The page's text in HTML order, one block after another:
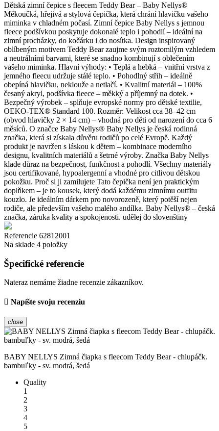
Dětská zimní čepice s fleecem Teddy Bear – Baby Nellys®
Měkoučká, hřejivá a stylová čepička, která chrání hlavičku vašeho
miminka v chladném počasí. Zimní čepice Baby Nellys s jemnou
fleece podšívkou poskytuje dokonalé teplo i pohodlí – ideální na
zimní procházky, do kočárku i do nosítka. Design inspirovaný
oblíbeným motivem Teddy Bear zaujme svým roztomilým vzhledem
a neutrálními barvami, které se snadno kombinují s oblečením
vašeho miminka. Hlavní výhody: • Teplá a hebká – vnitřní vrstva z
jemného fleecu udržuje stálé teplo. • Pohodlný střih – ideálně
obepíná hlavičku, neklouže a netlačí. • Kvalitní materiál – 100%
česaný akryl, podšívka fleece – měkký a příjemný na dotek. •
Bezpečný výrobek – splňuje evropské normy pro dětské textilie,
OEKO-TEX® Standard 100. Rozměr: Velikost cca 38–42 cm
(obvod hlavičky 2 × 14 cm) – vhodná pro děti od narození do cca 6
měsíců. O značce Baby Nellys® Baby Nellys je česká rodinná
značka, která si získala důvěru rodičů po celé Evropě. Každý
produkt je navržen s láskou k dětem – kombinace moderního
designu, kvalitních materiálů a šetrné výroby. Značka Baby Nellys
klade důraz na bezpečnost, funkčnost a pohodlí. Všechny materiály
jsou certifikované, hypoalergenní a vhodné pro citlivou dětskou
pokožku. Proč si ji zamilujete Tato čepička není jen praktickým
doplňkem – je to kousek, který dodá každému zimnímu outfitu
kouzlo. Je ideálním dárkem pro novorozeně, který potěší nejen
rodiče, ale především vašeho malého andílka. Baby Nellys® – česká
značka, záruka kvality a spokojenosti. udělej do slovenštiny
Referencie 62812001
Na sklade 4 položky
Špecifické referencie
Nateraz nemáme žiadne recenzie zákazníkov.
Napíšte svoju recenziu
close
BABY NELLYS Zimná čiapka s fleecom Teddy Bear - chlupáčk.
bambuľky - sv. modrá, šedá
Quality
1
2
3
4
5